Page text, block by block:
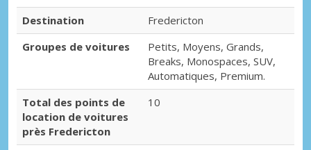
Destination
Fredericton
Groupes de voitures
Petits, Moyens, Grands,
Breaks, Monospaces, SUV,
Automatiques, Premium.
Total des points de
location de voitures
près Fredericton
10